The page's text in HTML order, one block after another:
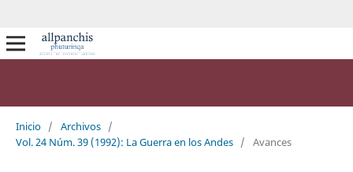
Inicio / Archivos /
Vol. 24 Núm. 39 (1992): La Guerra en los Andes / Avances